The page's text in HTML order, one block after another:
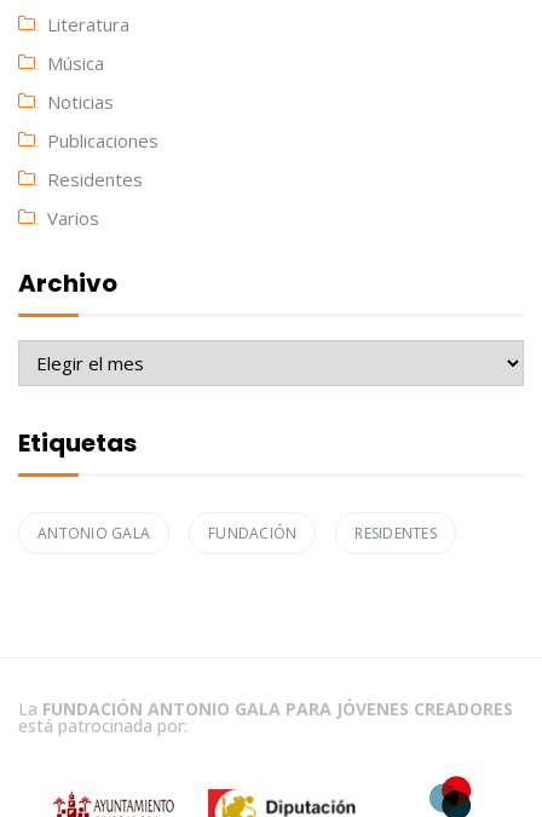
Literatura
Música
Noticias
Publicaciones
Residentes
Varios
Archivo
Archivo
Etiquetas
ANTONIO GALA FUNDACIÓN RESIDENTES
La FUNDACIÓN ANTONIO GALA PARA JÓVENES CREADORES
está patrocinada por: